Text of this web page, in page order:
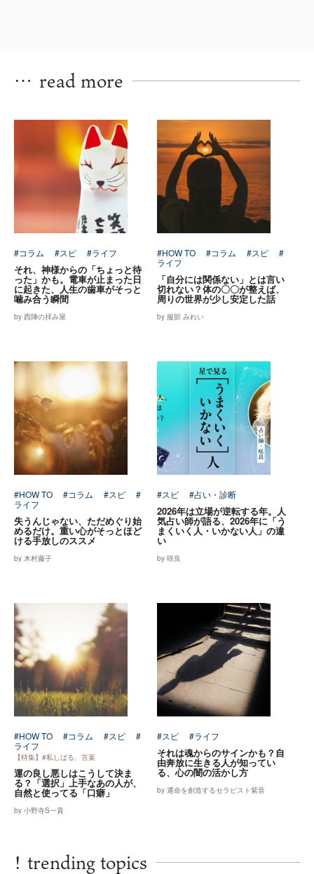
… read more
#コラム #スピ #ライフ
それ、神様からの「ちょっと待
った」かも。電車が止まった日
に起きた、人生の歯車がそっと
噛み合う瞬間
by 西陣の拝み屋
#HOW TO #コラム #スピ
#
ライフ
「自分には関係ない」とは言い
切れない？体の〇〇が整えば、
周りの世界が少し安定した話
by 服部 みれい
#HOW TO #コラム #スピ
#
ライフ
失うんじゃない、ただめぐり始
めるだけ。重い心がそっとほど
ける手放しのススメ
by 木村藤子
#スピ #占い・診断
2026年は立場が逆転する年。人
気占い師が語る、2026年に「う
まくいく人・いかない人」の違
い
by 咲良
#HOW TO #コラム #スピ
#
ライフ
【特集】#私しばる、言葉
運の良し悪しはこうして決ま
る？「選択」上手なあの人が、
自然と使ってる「口癖」
by 小野寺S一貴
#スピ #ライフ
それは魂からのサインかも？自
由奔放に生きる人が知ってい
る、心の闇の活かし方
by 運命を創造するセラピスト紫音
! trending topics